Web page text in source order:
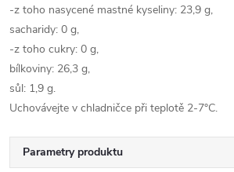
-z toho nasycené mastné kyseliny: 23,9 g,
sacharidy: 0 g,
-z toho cukry: 0 g,
bílkoviny: 26,3 g,
sůl: 1,9 g.
Uchovávejte v chladničce při teplotě 2-7°C.
Parametry produktu